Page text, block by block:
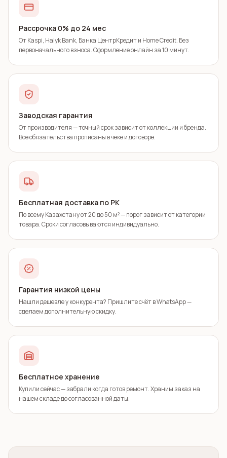
Рассрочка 0% до 24 мес
От Kaspi, Halyk Bank, Банка ЦентрКредит и Home Credit. Без
первоначального взноса. Оформление онлайн за 10 минут.
Заводская гарантия
От производителя — точный срок зависит от коллекции и бренда.
Все обязательства прописаны в чеке и договоре.
Бесплатная доставка по РК
По всему Казахстану от 20 до 50 м² — порог зависит от категории
товара. Сроки согласовываются индивидуально.
Гарантия низкой цены
Нашли дешевле у конкурента? Пришлите счёт в WhatsApp —
сделаем дополнительную скидку.
Бесплатное хранение
Купили сейчас — забрали когда готов ремонт. Храним заказ на
нашем складе до согласованной даты.